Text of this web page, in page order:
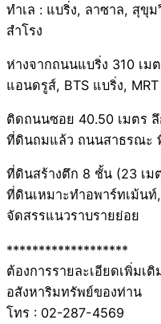
ทำเล : แบริ่ง, ลาซาล, สุขุ
สำโรง
ห่างจากถนนแบริ่ง 310 เม
แอนดรูส์, BTS แบริ่ง,
ติดถนนซอย 40.50 เมตร
ที่ดินถมแล้ว ถนนสาธรณะ
ที่ดินสร้างตึก 8 ชั้น (23 เม
ที่ดินเหมาะทำอพาร์ทเม้น
จัดสรรแนวราบรายย่อย
*******************
ต้องการรายละเอียดเพิ่มเ
อสังหาริมทรัพย์ของท่าน
โทร : 02-287-4569